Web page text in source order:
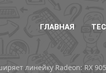
ГЛАВНАЯ
новые процессоры